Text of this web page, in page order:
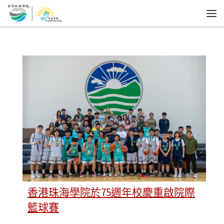
香港珠海學院於75週年校慶重啟院際
籃球賽